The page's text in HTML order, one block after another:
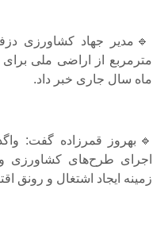
مترمربع از اراضی ملی
ماه سال جاری خبر داد.
🔹بهروز قمرزاده گفت:
اجرای طرح‌های کشاورزی
زمینه ایجاد اشتغال و رونق